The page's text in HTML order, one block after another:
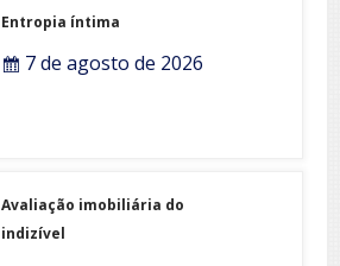
Entropia íntima
7 de agosto de 2026
Avaliação imobiliária do
indizível